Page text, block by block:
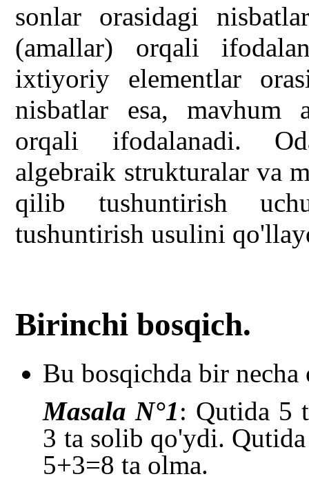
sonlar orasidagi
(amallar) orqali
ixtiyoriy elementlar
nisbatlar esa, mavhum
orqali ifodalanadi.
algebraik strukturalar va
qilib tushuntirish
tushuntirish usulini
Birinchi bosqich.
Bu bosqichda bir
MasalaN°1: Qutida 5
3 ta solib qo'ydi.
5+3=8 ta olma.